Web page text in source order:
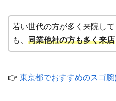
若い世代の方が多く来院し
も、 同業他社の方も多く来店
👉 東京都でおすすめのスゴ腕